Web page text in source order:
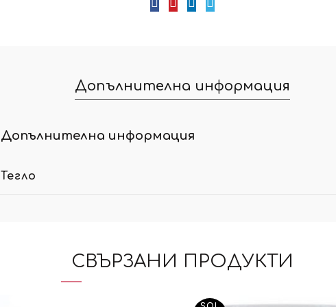
Допълнителна информация
Допълнителна информация
Тегло
СВЪРЗАНИ ПРОДУКТИ